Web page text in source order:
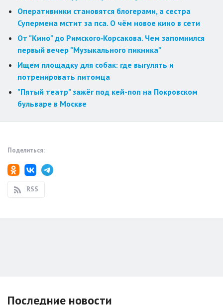
Оперативники становятся блогерами, а сестра
Супермена мстит за пса. О чём новое кино в сети
От "Кино" до Римского‑Корсакова. Чем запомнился
первый вечер "Музыкального пикника"
Ищем площадку для собак: где выгулять и
потренировать питомца
"Пятый театр" зажёг под кей-поп на Покровском
бульваре в Москве
Поделиться:
RSS
Последние новости